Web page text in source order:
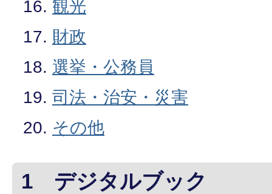
観光
財政
選挙・公務員
司法・治安・災害
その他
1 デジタルブック